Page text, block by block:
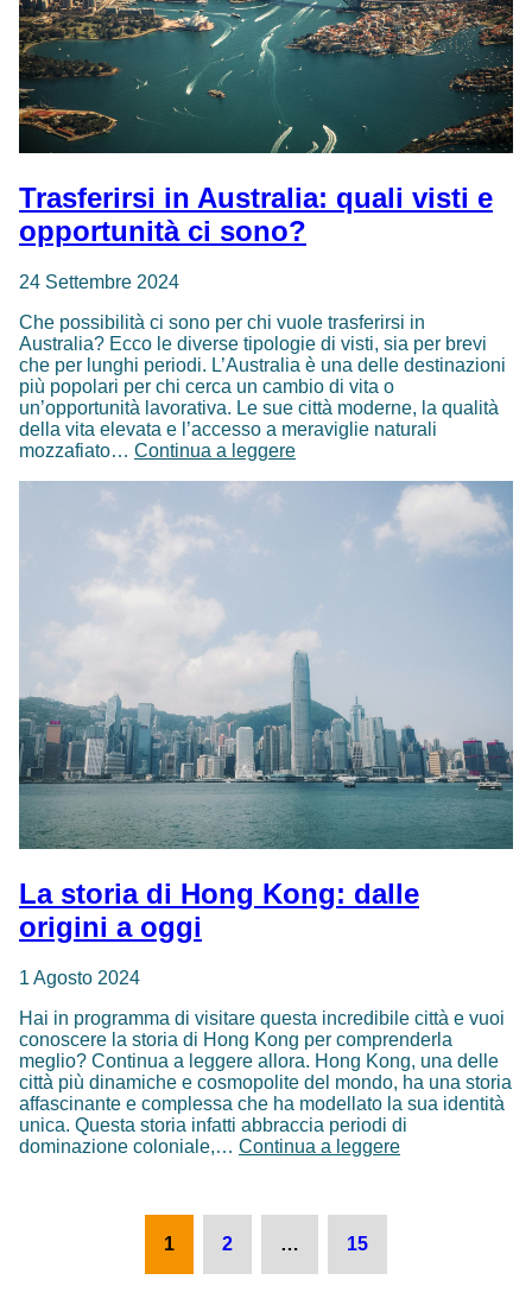
Trasferirsi in Australia: quali visti e
opportunità ci sono?
24 Settembre 2024
Che possibilità ci sono per chi vuole trasferirsi in
Australia? Ecco le diverse tipologie di visti, sia per brevi
che per lunghi periodi. L’Australia è una delle destinazioni
più popolari per chi cerca un cambio di vita o
un’opportunità lavorativa. Le sue città moderne, la qualità
della vita elevata e l’accesso a meraviglie naturali
mozzafiato… Continua a leggereTrasferirsi
La storia di Hong Kong: dalle
origini a oggi
1 Agosto 2024
Hai in programma di visitare questa incredibile città e vuoi
conoscere la storia di Hong Kong per comprenderla
meglio? Continua a leggere allora. Hong Kong, una delle
città più dinamiche e cosmopolite del mondo, ha una storia
affascinante e complessa che ha modellato la sua identità
unica. Questa storia infatti abbraccia periodi di
dominazione coloniale,… Continua a leggereLa
Paginazione1 2 … 15